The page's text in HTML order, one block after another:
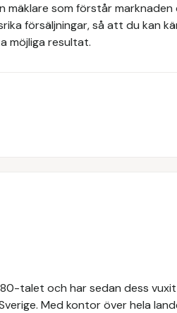
som förstår
försäljningar, så att du kan
möjliga resultat.
talet och har sedan dess
Med kontor över hela